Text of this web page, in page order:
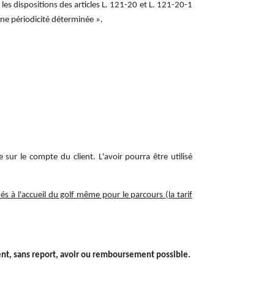
dispositions des articles L. 121-20 et L. 121-20-1
périodicité déterminée ».
sur le compte du client. L'avoir pourra être utilisé
à l'accueil du golf même pour le parcours (la tarif
sans report, avoir ou remboursement possible.